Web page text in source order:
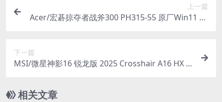
上一篇
Acer/宏碁掠夺者战斧300 PH315-55 原厂Win11 22
下一篇
MSI/微星神影16 锐龙版 2025 Crosshair A16 HX D
厂文件 带F3一键还原
相关文章